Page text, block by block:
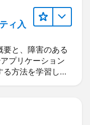
ィ入
と、障害のある
プリケーション
方法を学習しま